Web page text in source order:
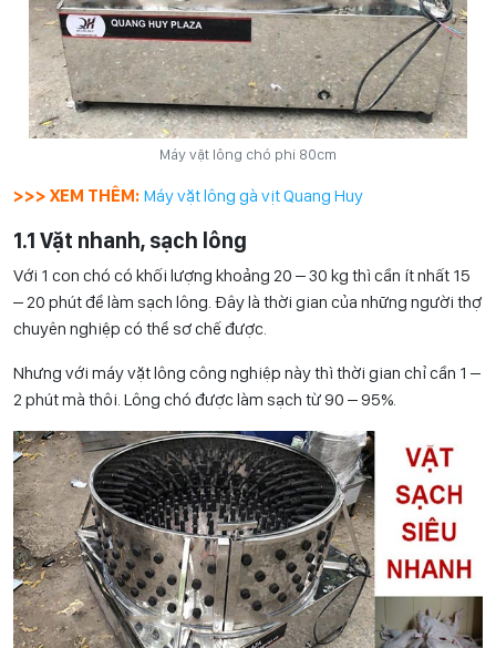
Máy vặt lông chó phi 80cm
>>> XEM THÊM: Máy vặt lông gà vịt Quang Huy
1.1 Vặt nhanh, sạch lông
Với 1 con chó có khối lượng khoảng 20 – 30 kg thì cần ít nhất 15
– 20 phút để làm sạch lông. Đây là thời gian của những người thợ
chuyên nghiệp có thể sơ chế được.
Nhưng với máy vặt lông công nghiệp này thì thời gian chỉ cần 1 –
2 phút mà thôi. Lông chó được làm sạch từ 90 – 95%.